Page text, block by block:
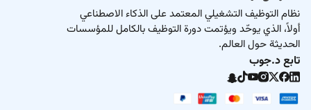
نظام التوظيف التشغيلي المعتمد على الذكاء الاصطناعي
أولاً، الذي يوحّد ويؤتمت دورة التوظيف بالكامل للمؤسسات
الحديثة حول العالم.
تابع د.جوب